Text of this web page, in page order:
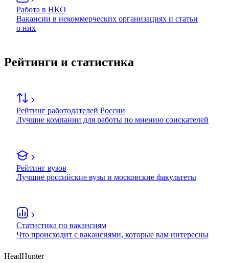
Работа в НКО
Вакансии в некоммерческих организациях и статьи
о них
Рейтинги и статистика
Рейтинг работодателей России
Лучшие компании для работы по мнению соискателей
Рейтинг вузов
Лучшие российские вузы и московские факультеты
Статистика по вакансиям
Что происходит с вакансиями, которые вам интересны
HeadHunter